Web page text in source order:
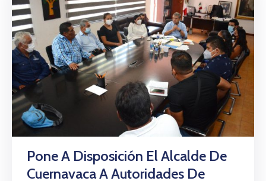
Pone A Disposición El Alcalde De
Cuernavaca A Autoridades De